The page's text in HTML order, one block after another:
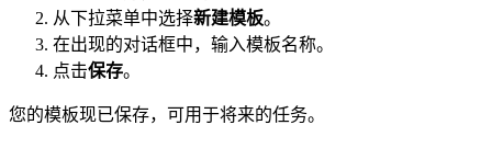
从下拉菜单中选择新建模板。
在出现的对话框中，输入模板名称。
点击保存。
您的模板现已保存，可用于将来的任务。